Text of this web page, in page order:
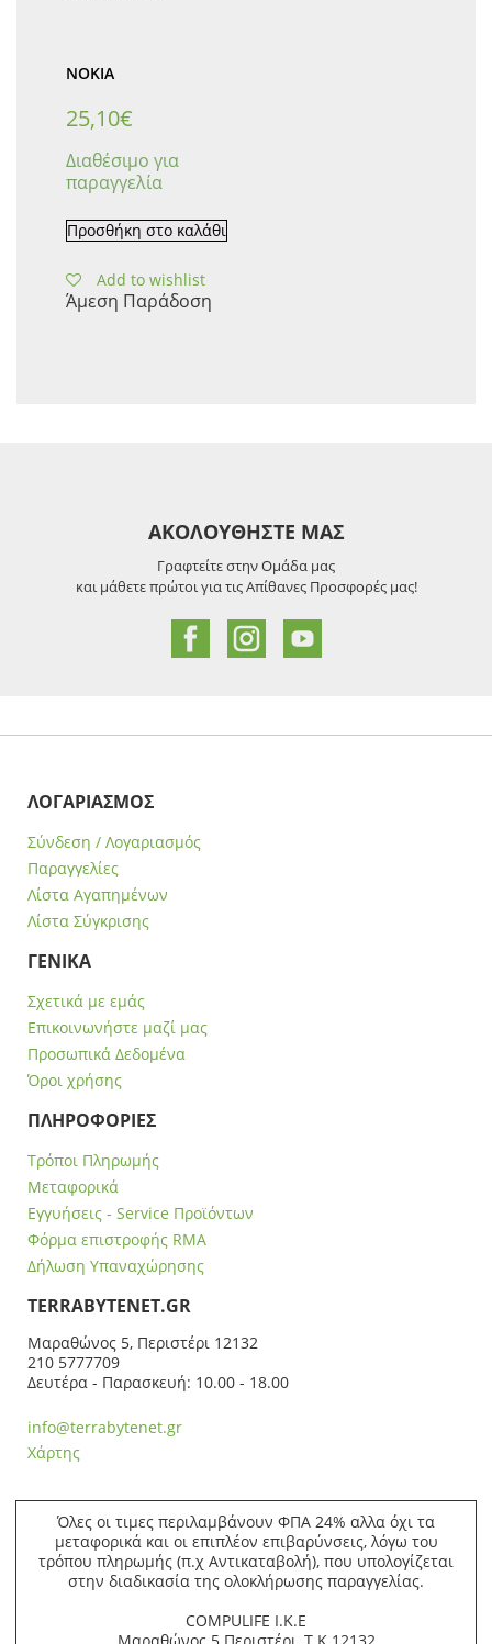
NOKIA
25,10€
Διαθέσιμο για
παραγγελία
Προσθήκη στο καλάθι
Add to wishlist
Άμεση Παράδοση
ΑΚΟΛΟΥΘΗΣΤΕ ΜΑΣ
Γραφτείτε στην Ομάδα μας
και μάθετε πρώτοι για τις Απίθανες Προσφορές μας!
ΛΟΓΑΡΙΑΣΜΟΣ
Σύνδεση / Λογαριασμός
Παραγγελίες
Λίστα Αγαπημένων
Λίστα Σύγκρισης
ΓΕΝΙΚΑ
Σχετικά με εμάς
Επικοινωνήστε μαζί μας
Προσωπικά Δεδομένα
Όροι χρήσης
ΠΛΗΡΟΦΟΡΙΕΣ
Τρόποι Πληρωμής
Μεταφορικά
Εγγυήσεις - Service Προϊόντων
Φόρμα επιστροφής RMA
Δήλωση Υπαναχώρησης
ΤERRABYTENET.GR
Μαραθώνος 5, Περιστέρι 12132
210 5777709
Δευτέρα - Παρασκευή: 10.00 - 18.00
info@terrabytenet.gr
Χάρτης
Όλες οι τιμες περιλαμβάνουν ΦΠΑ 24% αλλα όχι τα
μεταφορικά και οι επιπλέον επιβαρύνσεις, λόγω του
τρόπου πληρωμής (π.χ Αντικαταβολή), που υπολογίζεται
στην διαδικασία της ολοκλήρωσης παραγγελίας.
COMPULIFE Ι.Κ.Ε